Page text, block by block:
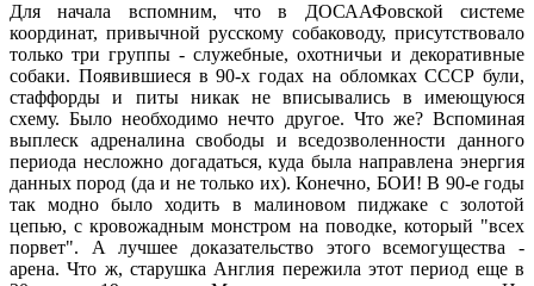
Для начала вспомним, что в ДОСААФовской системе
координат, привычной русскому собаководу, присутствовало
только три группы - служебные, охотничьи и декоративные
собаки. Появившиеся в 90-х годах на обломках СССР були,
стаффорды и питы никак не вписывались в имеющуюся
схему. Было необходимо нечто другое. Что же? Вспоминая
выплеск адреналина свободы и вседозволенности данного
периода несложно догадаться, куда была направлена энергия
данных пород (да и не только их). Конечно, БОИ! В 90-е годы
так модно было ходить в малиновом пиджаке с золотой
цепью, с кровожадным монстром на поводке, который "всех
порвет". А лучшее доказательство этого всемогущества -
арена. Что ж, старушка Англия пережила этот период еще в